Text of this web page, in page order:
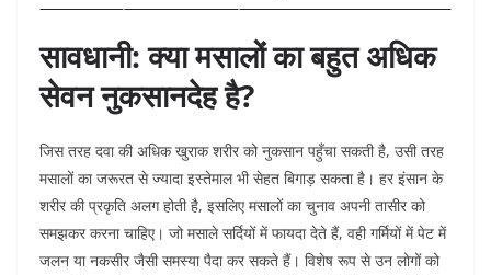
सावधानी: क्या मसालों का बहुत अधिक
सेवन नुकसानदेह है?
जिस तरह दवा की अधिक खुराक शरीर को नुकसान पहुँचा सकती है, उसी तरह
मसालों का जरूरत से ज्यादा इस्तेमाल भी सेहत बिगाड़ सकता है। हर इंसान के
शरीर की प्रकृति अलग होती है, इसलिए मसालों का चुनाव अपनी तासीर को
समझकर करना चाहिए। जो मसाले सर्दियों में फायदा देते हैं, वही गर्मियों में पेट में
जलन या नकसीर जैसी समस्या पैदा कर सकते हैं। विशेष रूप से उन लोगों को